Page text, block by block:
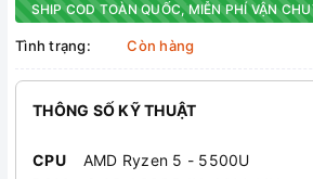
SHIP COD TOÀN QUỐC, MIỄN PHÍ VẬN
Tình trạng: Còn hàng
THÔNG SỐ KỸ THUẬT
CPU
AMD Ryzen 5 - 5500U